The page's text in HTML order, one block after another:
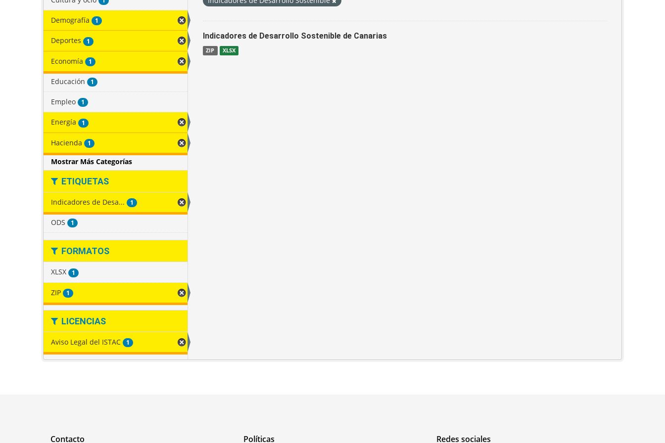
Demografía 1
Deportes 1
Economía 1
Educación 1
Empleo 1
Energía 1
Hacienda 1
Mostrar Más Categorías
ETIQUETAS
Indicadores de Desa... 1
ODS 1
FORMATOS
XLSX 1
ZIP 1
LICENCIAS
Aviso Legal del ISTAC 1
Indicadores de Desarrollo Sostenible de Canarias
ZIP XLSX
Contacto Políticas Redes sociales